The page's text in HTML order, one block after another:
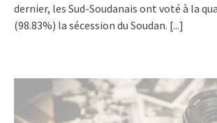
dernier, les Sud-Soudanais ont voté à la
(98.83%) la sécession du Soudan. [...]